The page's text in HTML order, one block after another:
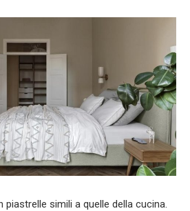
simili a quelle della cucina.